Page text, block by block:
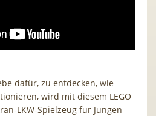
dafür, zu entdecken, wie
wird mit diesem LEGO
LKW-Spielzeug für Jungen